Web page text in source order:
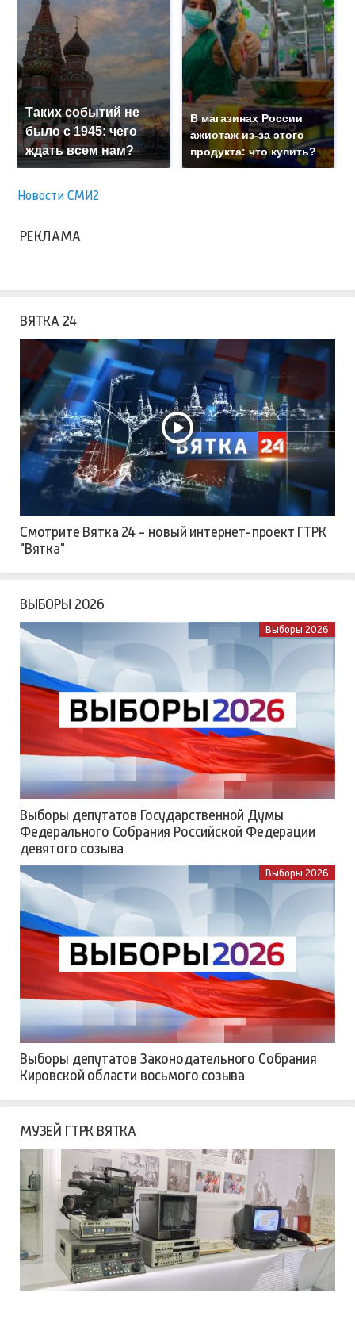
Таких событий не
было с 1945: чего
ждать всем нам?
В магазинах России
ажиотаж из-за этого
продукта: что купить?
Новости СМИ2
РЕКЛАМА
ВЯТКА 24
Смотрите Вятка 24 - новый интернет-проект ГТРК
"Вятка"
ВЫБОРЫ 2026
Выборы 2026
Выборы депутатов Государственной Думы
Федерального Собрания Российской Федерации
девятого созыва
Выборы 2026
Выборы депутатов Законодательного Собрания
Кировской области восьмого созыва
МУЗЕЙ ГТРК ВЯТКА